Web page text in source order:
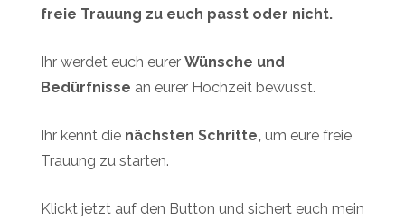
freie Trauung zu euch passt oder nicht.
Ihr werdet euch eurer Wünsche und
Bedürfnisse an eurer Hochzeit bewusst.
Ihr kennt die nächsten Schritte, um eure freie
Trauung zu starten.
Klickt jetzt auf den Button und sichert euch mein